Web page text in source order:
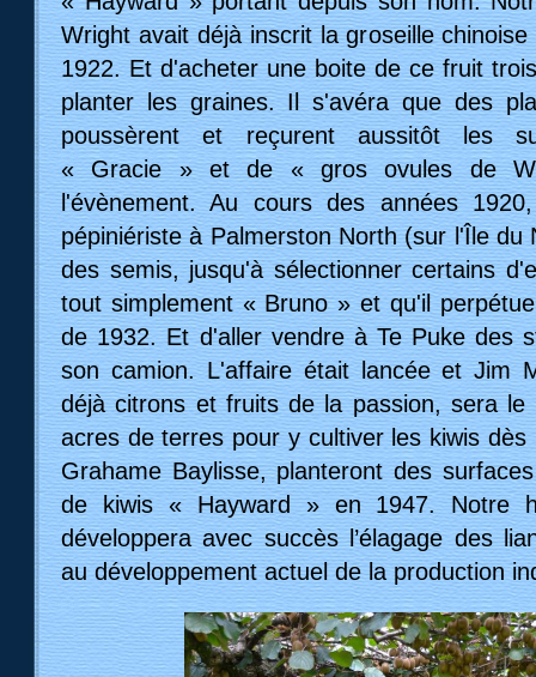
Wright avait déjà inscrit la groseille
1922. Et d'acheter une boite de ce fruit
planter les graines. Il s'avéra que des
poussèrent et reçurent aussitôt les
« Gracie » et de « gros ovules de
l'évènement. Au cours des années
pépiniériste à Palmerston North (sur l'Île du
des semis, jusqu'à sélectionner certains
tout simplement « Bruno » et qu'il
de 1932. Et d'aller vendre à Te Puke des
son camion. L'affaire était lancée et Jim
déjà citrons et fruits de la passion, sera le
acres de terres pour y cultiver les kiwis
Grahame Baylisse, planteront des
de kiwis « Hayward » en 1947. Notre
développera avec succès l’élagage des
au développement actuel de la production